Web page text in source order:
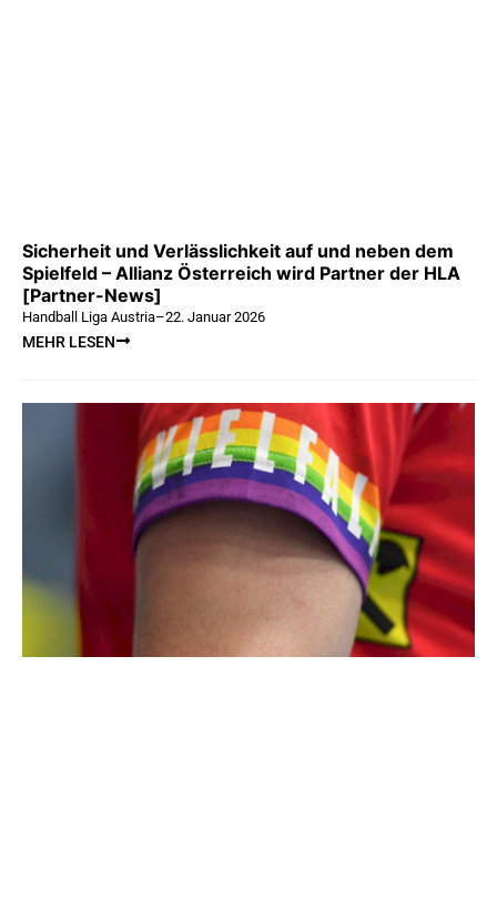
Sicherheit und Verlässlichkeit auf und neben dem
Spielfeld – Allianz Österreich wird Partner der HLA
[Partner-News]
Handball Liga Austria–22. Januar 2026
MEHR LESEN